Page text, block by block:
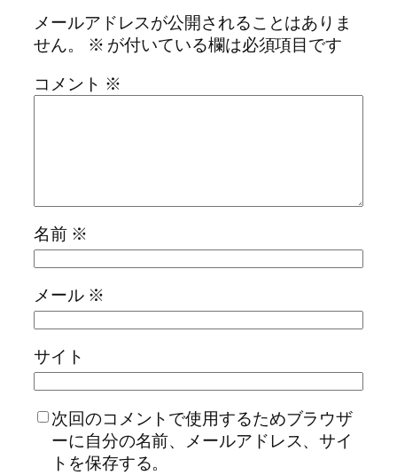
メールアドレスが公開されることはありま
せん。
※ が付いている欄は必須項目です
コメント ※
名前 ※
メール ※
サイト
次回のコメントで使用するためブラウザ
ーに自分の名前、メールアドレス、サイ
トを保存する。